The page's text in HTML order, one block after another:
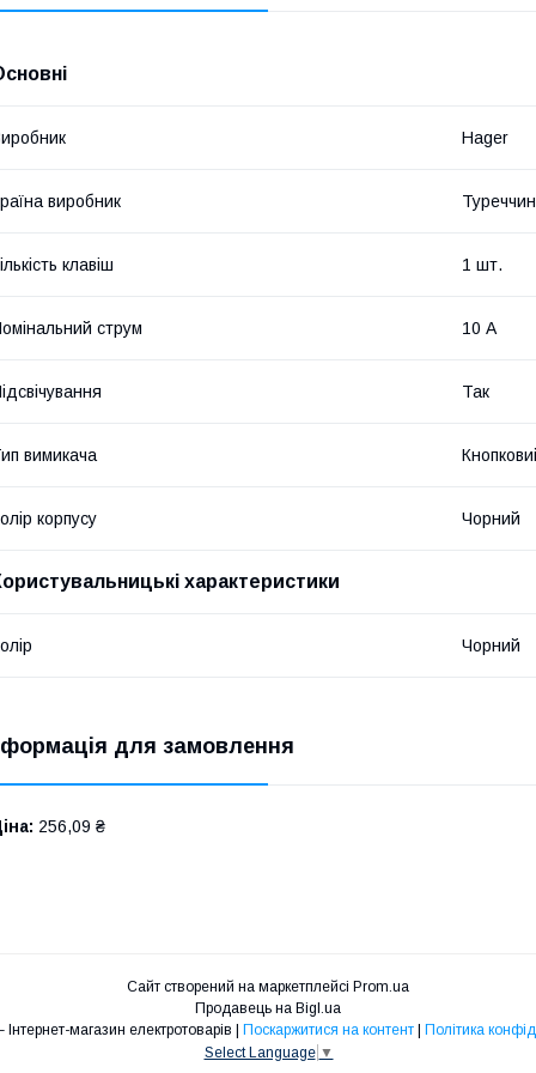
Hager
виробник
клавіш 1 шт.
струм 10 А
Так
вимикача
корпусу Чорний
характеристики
Чорний
для замовлення
256,09 ₴
Сайт створений на маркетплейсі Prom.ua
Продавець на Bigl.ua
ENERGY – Інтернет-магазин електротоварів | Поскаржитися на контент | Політика
Select Language ▼